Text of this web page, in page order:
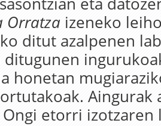
Orratza izeneko
ditut azalpenen
honetan
Aingurak
etorri izotzaren